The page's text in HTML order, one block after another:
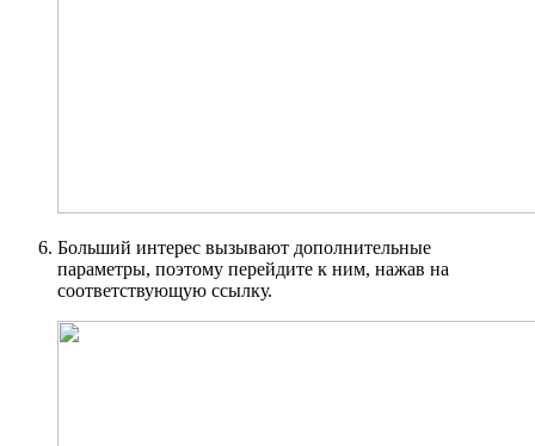
Больший интерес вызывают дополнительные
параметры, поэтому перейдите к ним, нажав на
соответствующую ссылку.